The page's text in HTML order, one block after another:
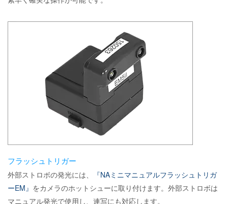
フラッシュトリガー
外部ストロボの発光には、
『NAミニマニュアルフラッシュトリガ
ーEM』 をカメラのホットシューに取り付けます。外部ストロボは
マニュアル発光で使用し、連写にも対応します。